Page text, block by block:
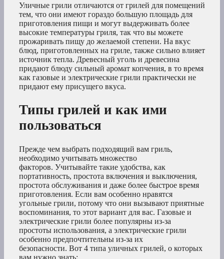
Уличные грили отличаются от грилей для помещений
тем, что они имеют гораздо большую площадь для
приготовления пищи и могут выдерживать более
высокие температуры гриля, так что вы можете
прожаривать пищу до желаемой степени. На вкус
блюд, приготовленных на гриле, также сильно влияет
источник тепла. Древесный уголь и древесина
придают блюду сильный аромат копчения, в то время
как газовые и электрические грили практически не
придают ему присущего вкуса.
Типы грилей и как ими
пользоваться
Прежде чем выбрать подходящий вам гриль,
необходимо учитывать множество
факторов. Учитывайте такие удобства, как
портативность, простота включения и выключения,
простота обслуживания и даже более быстрое время
приготовления. Если вам особенно нравятся
угольные грили, потому что они вызывают приятные
воспоминания, то этот вариант для вас. Газовые и
электрические грили более популярны из-за
простоты использования, а электрические грили
особенно предпочтительны из-за их
безопасности. Вот 4 типа уличных грилей, о которых
вам нужно знать: